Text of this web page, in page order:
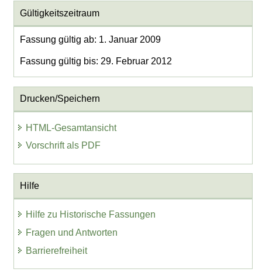
Gültigkeitszeitraum
Fassung gültig ab: 1. Januar 2009
Fassung gültig bis: 29. Februar 2012
Drucken/Speichern
HTML-Gesamtansicht
Vorschrift als PDF
Hilfe
Hilfe zu Historische Fassungen
Fragen und Antworten
Barrierefreiheit